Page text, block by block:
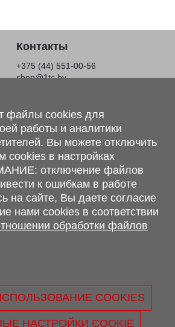
Контакты
+375 (44) 551-00-56
shop@1tc.by
п. Привольный, ул. Мира, 20А,
Рябцева, 108 В, 224701
что вся предоставленная на сайте
комплектаций, технических
сочетаний, а также стоимости и
носит информационный характер и
офертой, определяемой п.2 ст.407
Республики Беларусь.
данных
обработки файлов cookie.
№290667530 выдано 02.02.2009
файлы cookies для
работы и аналитики
Вы можете отключить
cookies в настройках
отключение файлов
к ошибкам в работе
на сайте, Вы даете согласие
нами cookies в соответствии
обработки файлов
COOKIES
НАСТРОЙКИ COOKIE